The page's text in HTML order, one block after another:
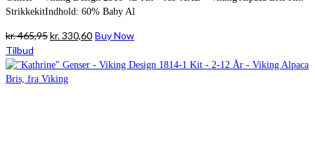
StrikkekitIndhold: 60% Baby Al
kr.465,95Den
pris
var:
kr.330,60Den
pris
Buy Now
Tilbud